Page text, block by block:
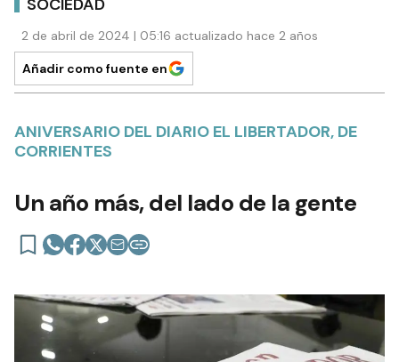
SOCIEDAD
2 de abril de 2024 | 05:16 actualizado hace 2 años
Añadir como fuente en
ANIVERSARIO DEL DIARIO EL LIBERTADOR, DE
CORRIENTES
Un año más, del lado de la gente